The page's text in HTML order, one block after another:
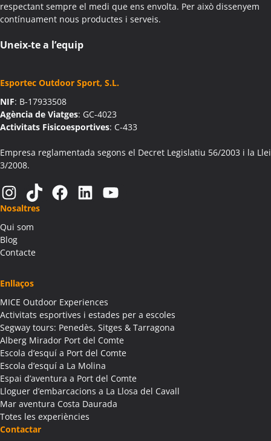
Activitats Família Amics Aiguamúrcia
Colònies Escolars Aiguamúrcia
Activitats Teambuilding Empreses Aiguaviva
Activitats Teambuilding Empreses Aín
Activitats Família Amics Aín
Colònies Escolars Aín
Activitats Teambuilding Empreses Aitona
Activitats Família Amics Aitona
Colònies Escolars Aitona
Activitats Teambuilding Empreses Alàs i Cerc
Activitats Família Amics Alàs i Cerc
Colònies Escolars Alàs i Cerc
Activitats Teambuilding Empreses Albagés
Activitats Família Amics Albagés
Colònies Escolars Albanyà
Activitats Teambuilding Empreses Albatàrrec
Activitats Família Amics Albatàrrec
Colònies Escolars Albatàrrec
Activitats Teambuilding Empreses Albesa
Activitats Família Amics Albesa
Colònies Escolars Albesa
Activitats Teambuilding Empreses Albi
Activitats Família Amics Albi
respectant sempre el medi que ens envolta. Per això dissenyem
contínuament nous productes i serveis.
Uneix-te a l’equip
Esportec Outdoor Sport, S.L.
NIF: B-17933508
Agència de Viatges: GC-4023
Activitats Fisicoesportives: C-433
Empresa reglamentada segons el Decret Legislatiu 56/2003 i la Llei
3/2008.
Instagram TikTok Facebook LinkedIn YouTube
Nosaltres
Qui som
Blog
Contacte
Enllaços
MICE Outdoor Experiences
Activitats esportives i estades per a escoles
Segway tours: Penedès, Sitges & Tarragona
Alberg Mirador Port del Comte
Escola d’esquí a Port del Comte
Escola d’esquí a La Molina
Espai d’aventura a Port del Comte
Lloguer d’embarcacions a La Llosa del Cavall
Mar aventura Costa Daurada
Totes les experiències
Contactar